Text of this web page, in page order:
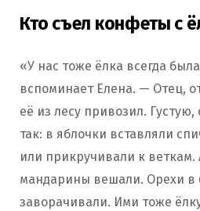
Кто съел конфеты с
«У нас тоже ёлка всегда
вспоминает Елена. — Отец,
её из лесу привозил.
так: в яблочки вставляли
или прикручивали к
мандарины вешали. Орехи в
заворачивали. Ими тоже